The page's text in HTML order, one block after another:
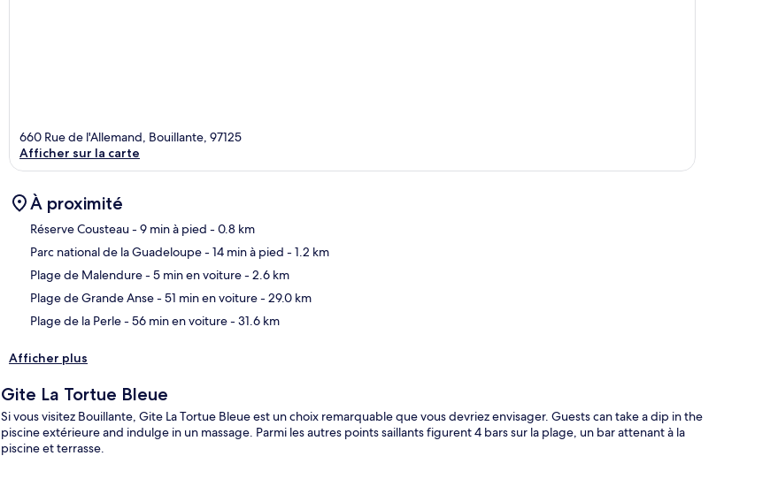
660 Rue de l'Allemand, Bouillante, 97125
Afficher sur la carte
À proximité
Réserve Cousteau- 9 min à pied - 0.8 km
Parc national de la Guadeloupe- 14 min à pied - 1.2 km
Plage de Malendure- 5 min en voiture- 2.6 km
Plage de Grande Anse- 51 min en voiture- 29.0 km
Plage de la Perle- 56 min en voiture- 31.6 km
Afficher plus
Gite La Tortue Bleue
Si vous visitez Bouillante, Gite La Tortue Bleue est un choix remarquable que vous devriez envisager. Guests can take a dip in the
piscine extérieure and indulge in un massage. Parmi les autres points saillants figurent 4 bars sur la plage, un bar attenant à la
piscine et terrasse.